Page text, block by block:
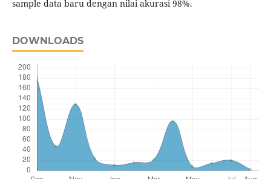
sample data baru dengan nilai akurasi 98%.
DOWNLOADS